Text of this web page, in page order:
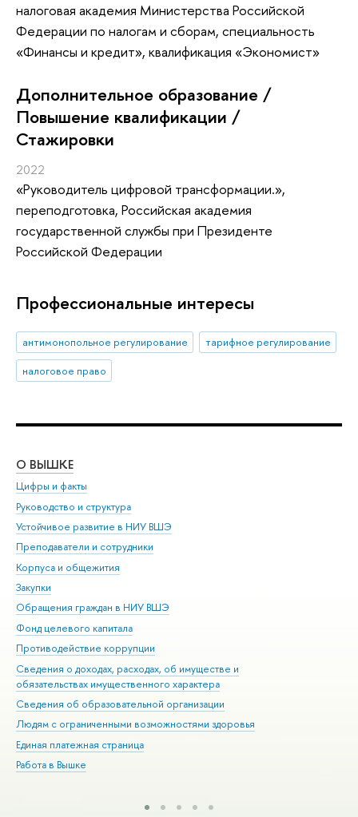
налоговая академия Министерства Российской
Федерации по налогам и сборам, специальность
«Финансы и кредит», квалификация «Экономист»
Дополнительное образование /
Повышение квалификации /
Стажировки
2022
«Руководитель цифровой трансформации.»,
переподготовка, Российская академия
государственной службы при Президенте
Российской Федерации
Профессиональные интересы
антимонопольное регулирование
тарифное регулирование
налоговое право
О ВЫШКЕ
Цифры и факты
Руководство и структура
Устойчивое развитие в НИУ ВШЭ
Преподаватели и сотрудники
Корпуса и общежития
Закупки
Обращения граждан в НИУ ВШЭ
Фонд целевого капитала
Противодействие коррупции
Сведения о доходах, расходах, об имуществе и
обязательствах имущественного характера
Сведения об образовательной организации
Людям с ограниченными возможностями здоровья
Единая платежная страница
Работа в Вышке